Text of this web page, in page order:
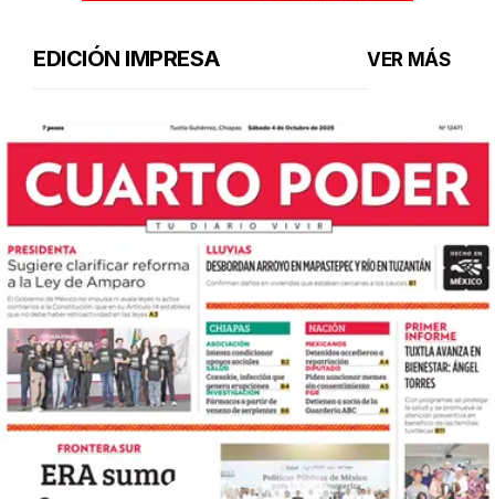
EDICIÓN IMPRESA VER MÁS